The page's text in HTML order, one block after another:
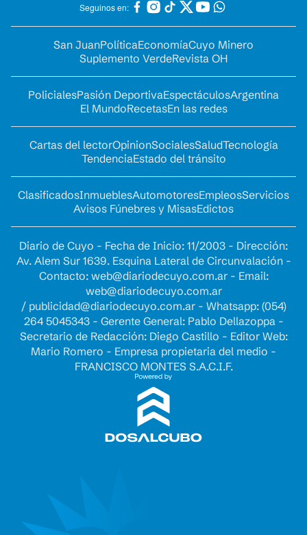
Seguinos en:
San JuanPolíticaEconomíaCuyo Minero
Suplemento VerdeRevista OH
PolicialesPasión DeportivaEspectáculosArgentina
El MundoRecetasEn las redes
Cartas del lectorOpinionSocialesSaludTecnología
TendenciaEstado del tránsito
ClasificadosInmueblesAutomotoresEmpleosServicios
Avisos Fúnebres y MisasEdictos
Diario de Cuyo - Fecha de Inicio: 11/2003 - Dirección:
Av. Alem Sur 1639. Esquina Lateral de Circunvalación -
Contacto: web@diariodecuyo.com.ar- Email:
web@diariodecuyo.com.ar
/ publicidad@diariodecuyo.com.ar- Whatsapp: (054)
264 5045343 - Gerente General: Pablo Dellazoppa -
Secretario de Redacción: Diego Castillo - Editor Web:
Mario Romero - Empresa propietaria del medio -
FRANCISCO MONTES S.A.C.I.F.